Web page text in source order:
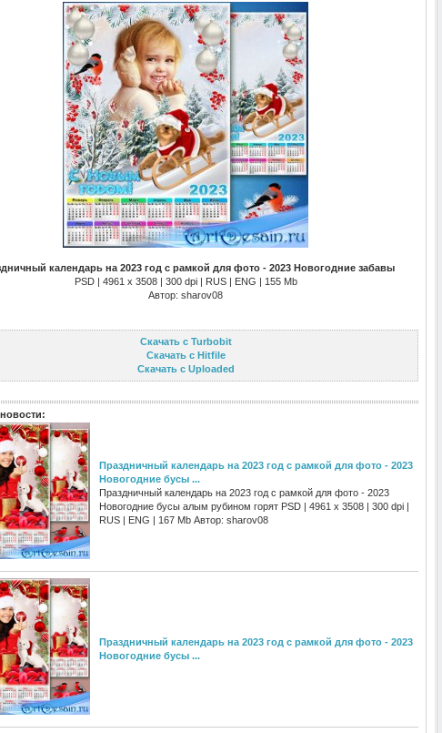
календарь на 2023 год с рамкой для фото - 2023 Новогодние забавы
PSD | 4961 х 3508 | 300 dpi | RUS | ENG | 155 Mb
Автор: sharov08
Скачать с Turbobit
Скачать с Hitfile
Скачать с Uploaded
Праздничный календарь на 2023 год с рамкой для фото - 2023
Новогодние бусы ...
Праздничный календарь на 2023 год с рамкой для фото - 2023
Новогодние бусы алым рубином горят PSD | 4961 х 3508 | 300 dpi |
RUS | ENG | 167 Mb Автор: sharov08
Праздничный календарь на 2023 год с рамкой для фото - 2023
Новогодние бусы ...